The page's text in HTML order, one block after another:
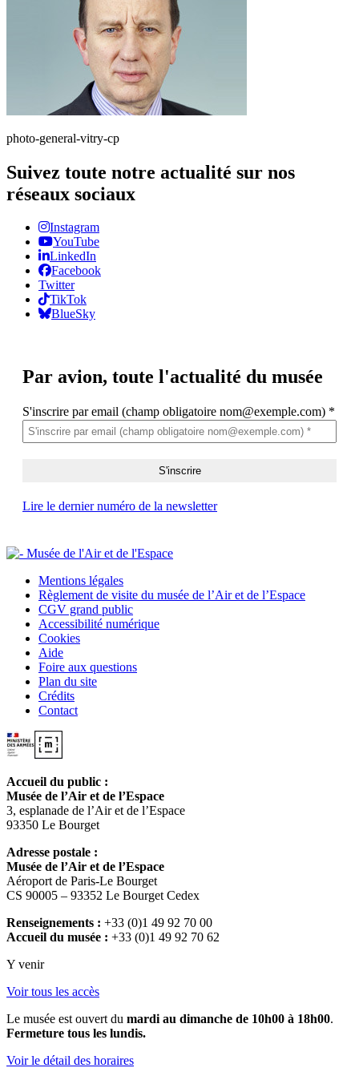
photo-general-vitry-cp
Suivez toute notre actualité sur nos
réseaux sociaux
Instagram
YouTube
LinkedIn
Facebook
Twitter
TikTok
BlueSky
Par avion, toute l'actualité du musée
S'inscrire par email (champ obligatoire nom@exemple.com) *
Lire le dernier numéro de la newsletter
Mentions légales
Règlement de visite du musée de l’Air et de l’Espace
CGV grand public
Accessibilité numérique
Cookies
Aide
Foire aux questions
Plan du site
Crédits
Contact
Accueil du public :
Musée de l’Air et de l’Espace
3, esplanade de l’Air et de l’Espace
93350 Le Bourget
Adresse postale :
Musée de l’Air et de l’Espace
Aéroport de Paris-Le Bourget
CS 90005 – 93352 Le Bourget Cedex
Renseignements : +33 (0)1 49 92 70 00
Accueil du musée : +33 (0)1 49 92 70 62
Y venir
Voir tous les accès
Le musée est ouvert du mardi au dimanche de 10h00 à 18h00.
Fermeture tous les lundis.
Voir le détail des horaires